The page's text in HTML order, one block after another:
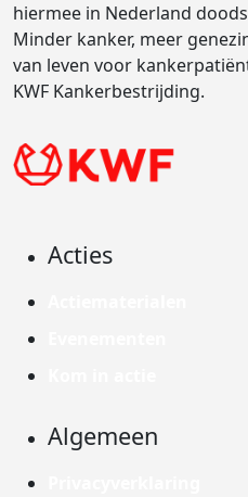
hiermee in Nederland
Minder kanker, meer
van leven voor
KWF Kankerbestrijding.
Acties
Algemeen